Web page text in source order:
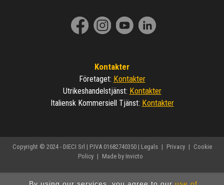
Kontakter
Företaget: Kontakter
Utrikeshandelstjänst: Kontakter
Italiensk Kommersiell Tjänst: Kontakter
Copyright © 2024 - DIECI Srl | P.IVA 01682740350 | Legals | Privacy | Cookie
Policy | Made by Invicto